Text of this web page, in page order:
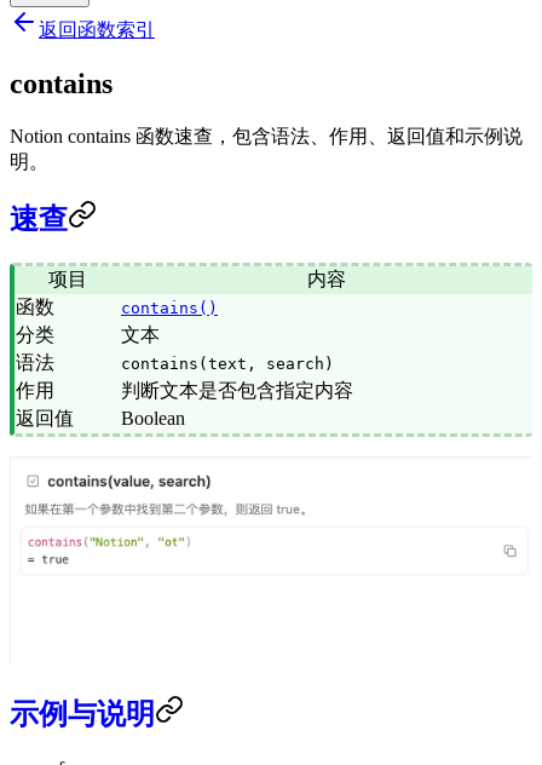
返回函数索引
contains
Notion contains 函数速查，包含语法、作用、返回值和示例说
明。
速查
项目
内容
函数
contains()
分类
文本
语法
contains(text, search)
作用
判断文本是否包含指定内容
返回值
Boolean
示例与说明